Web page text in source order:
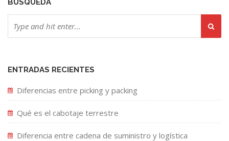
BÚSQUEDA
ENTRADAS RECIENTES
Diferencias entre picking y packing
Qué es el cabotaje terrestre
Diferencia entre cadena de suministro y logística